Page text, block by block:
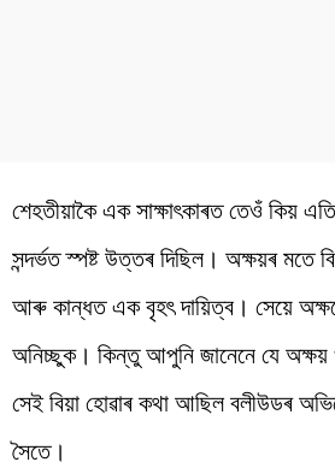
শেহতীয়াকৈ এক সাক্ষাৎকাৰত তেওঁ কিয়
সন্দৰ্ভত স্পষ্ট উত্তৰ দিছিল। অক্ষয়ৰ মতে
আৰু কান্ধত এক বৃহৎ দায়িত্ব। সেয়ে
অনিচ্ছুক। কিন্তু আপুনি জানেনে যে অক্ষয়
সেই বিয়া হোৱাৰ কথা আছিল বলীউডৰ
সৈতে।